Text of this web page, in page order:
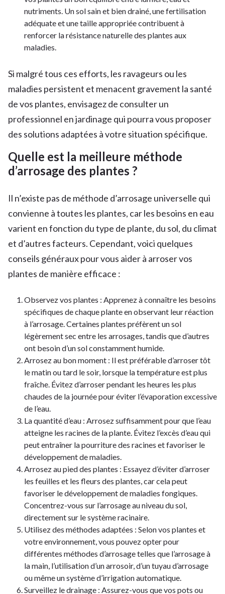
nutriments. Un sol sain et bien drainé, une fertilisation
adéquate et une taille appropriée contribuent à
renforcer la résistance naturelle des plantes aux
maladies.
Si malgré tous ces efforts, les ravageurs ou les
maladies persistent et menacent gravement la santé
de vos plantes, envisagez de consulter un
professionnel en jardinage qui pourra vous proposer
des solutions adaptées à votre situation spécifique.
Quelle est la meilleure méthode
d’arrosage des plantes ?
Il n’existe pas de méthode d’arrosage universelle qui
convienne à toutes les plantes, car les besoins en eau
varient en fonction du type de plante, du sol, du climat
et d’autres facteurs. Cependant, voici quelques
conseils généraux pour vous aider à arroser vos
plantes de manière efficace :
Observez vos plantes : Apprenez à connaître les besoins
spécifiques de chaque plante en observant leur réaction
à l’arrosage. Certaines plantes préfèrent un sol
légèrement sec entre les arrosages, tandis que d’autres
ont besoin d’un sol constamment humide.
Arrosez au bon moment : Il est préférable d’arroser tôt
le matin ou tard le soir, lorsque la température est plus
fraîche. Évitez d’arroser pendant les heures les plus
chaudes de la journée pour éviter l’évaporation excessive
de l’eau.
La quantité d’eau : Arrosez suffisamment pour que l’eau
atteigne les racines de la plante. Évitez l’excès d’eau qui
peut entraîner la pourriture des racines et favoriser le
développement de maladies.
Arrosez au pied des plantes : Essayez d’éviter d’arroser
les feuilles et les fleurs des plantes, car cela peut
favoriser le développement de maladies fongiques.
Concentrez-vous sur l’arrosage au niveau du sol,
directement sur le système racinaire.
Utilisez des méthodes adaptées : Selon vos plantes et
votre environnement, vous pouvez opter pour
différentes méthodes d’arrosage telles que l’arrosage à
la main, l’utilisation d’un arrosoir, d’un tuyau d’arrosage
ou même un système d’irrigation automatique.
Surveillez le drainage : Assurez-vous que vos pots ou